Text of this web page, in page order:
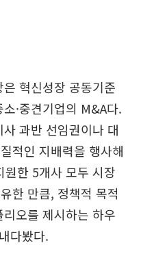
혁신성장 공동기준
·중견기업의 M&A다.
과반 선임권이나 대
적인 지배력을 행사해
한 5개사 모두 시장
한 만큼, 정책적 목적
오를 제시하는 하우
다봤다.